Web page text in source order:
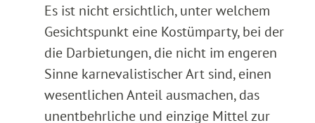
Es ist nicht ersichtlich, unter welchem
Gesichtspunkt eine Kostümparty, bei der
die Darbietungen, die nicht im engeren
Sinne karnevalistischer Art sind, einen
wesentlichen Anteil ausmachen, das
unentbehrliche und einzige Mittel zur